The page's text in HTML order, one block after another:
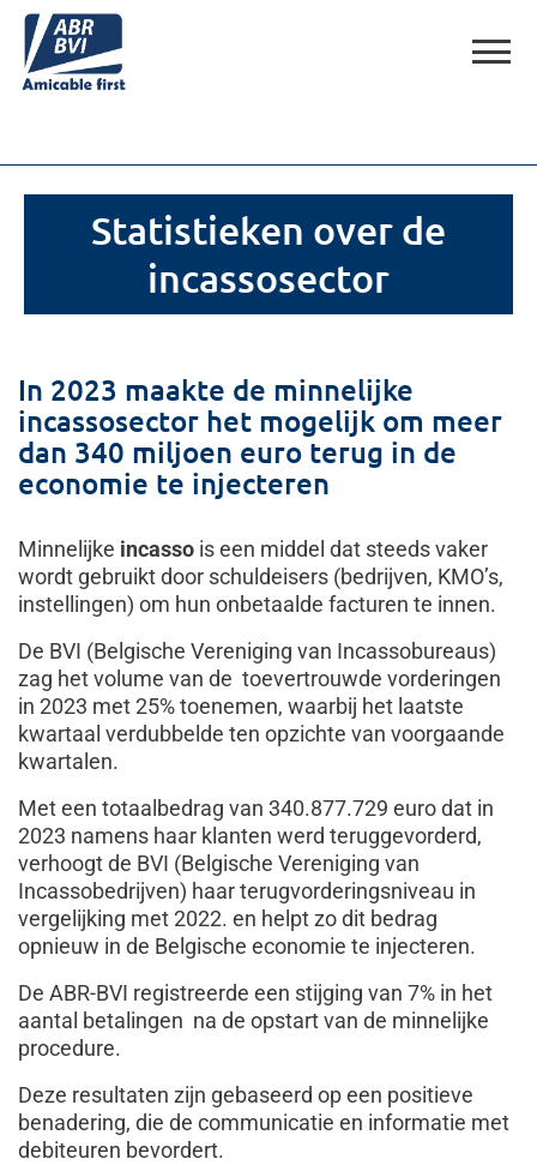
Statistieken over de
incassosector
In 2023 maakte de minnelijke
incassosector het mogelijk om meer
dan 340 miljoen euro terug in de
economie te injecteren
Minnelijke incasso is een middel dat steeds vaker
wordt gebruikt door schuldeisers (bedrijven, KMO’s,
instellingen) om hun onbetaalde facturen te innen.
De BVI (Belgische Vereniging van Incassobureaus)
zag het volume van de toevertrouwde vorderingen
in 2023 met 25% toenemen, waarbij het laatste
kwartaal verdubbelde ten opzichte van voorgaande
kwartalen.
Met een totaalbedrag van 340.877.729 euro dat in
2023 namens haar klanten werd teruggevorderd,
verhoogt de BVI (Belgische Vereniging van
Incassobedrijven) haar terugvorderingsniveau in
vergelijking met 2022. en helpt zo dit bedrag
opnieuw in de Belgische economie te injecteren.
De ABR-BVI registreerde een stijging van 7% in het
aantal betalingen na de opstart van de minnelijke
procedure.
Deze resultaten zijn gebaseerd op een positieve
benadering, die de communicatie en informatie met
debiteuren bevordert.